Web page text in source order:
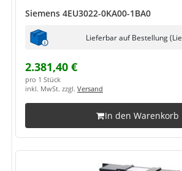
Siemens 4EU3022-0KA00-1BA0
Lieferbar auf Bestellung
2.381,40 €
pro 1 Stück
inkl. MwSt. zzgl. Versand
In den Warenkorb